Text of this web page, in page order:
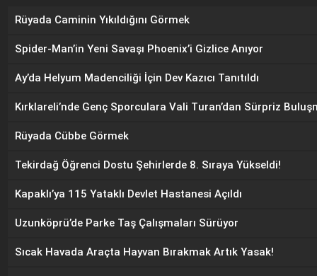
Rüyada Caminin Yıkıldığını Görmek
Spider-Man’in Yeni Savaşı Phoenix’i Gizlice Anıyor
Ay’da Helyum Madenciliği İçin Dev Kazıcı Tanıtıldı
Kırklareli’nde Genç Sporculara Vali Turan’dan Sürpriz
Rüyada Cübbe Görmek
Tekirdağ Öğrenci Dostu Şehirlerde 8. Sıraya Yükseldi!
Kapaklı’ya 115 Yataklı Devlet Hastanesi Açıldı
Uzunköprü’de Parke Taş Çalışmaları Sürüyor
Sıcak Havada Araçta Hayvan Bırakmak Artık Yasak!